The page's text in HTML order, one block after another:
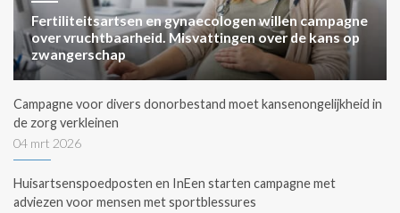
Fertiliteitsartsen en gynaecologen willen campagne
over vruchtbaarheid. Misvattingen over de kans op
zwangerschap
Campagne voor divers donorbestand moet kansenongelijkheid in
de zorg verkleinen
04 mrt 2026
Huisartsenspoedposten en InEen starten campagne met
adviezen voor mensen met sportblessures